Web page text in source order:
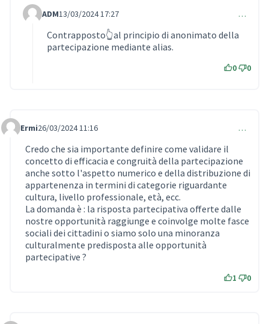
Comment 896 (reply to comment 887)
ADM13/03/2024 17:27 …
Contrapposto👆al principio di anonimato della
partecipazione mediante alias.
0 0
Comment 903
Ermi26/03/2024 11:16 …
Credo che sia importante definire come validare il
concetto di efficacia e congruità della partecipazione
anche sotto l'aspetto numerico e della distribuzione di
appartenenza in termini di categorie riguardante
cultura, livello professionale, età, ecc.
La domanda è : la risposta partecipativa offerte dalle
nostre opportunità raggiunge e coinvolge molte fasce
sociali dei cittadini o siamo solo una minoranza
culturalmente predisposta alle opportunità
partecipative ?
1 0